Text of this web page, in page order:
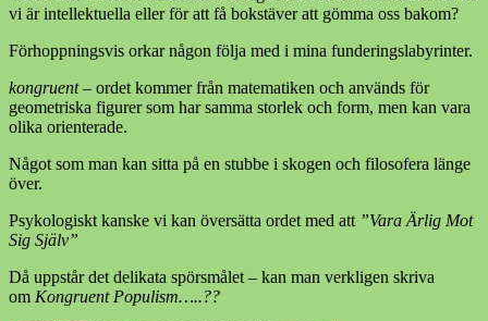
vi är intellektuella eller för att få bokstäver att gömma oss bakom?
Förhoppningsvis orkar någon följa med i mina funderingslabyrinter.
kongruent – ordet kommer från matematiken och används för
geometriska figurer som har samma storlek och form, men kan vara
olika orienterade.
Något som man kan sitta på en stubbe i skogen och filosofera länge
över.
Psykologiskt kanske vi kan översätta ordet med att ”Vara Ärlig Mot
Sig Själv”
Då uppstår det delikata spörsmålet – kan man verkligen skriva
om Kongruent Populism…..??